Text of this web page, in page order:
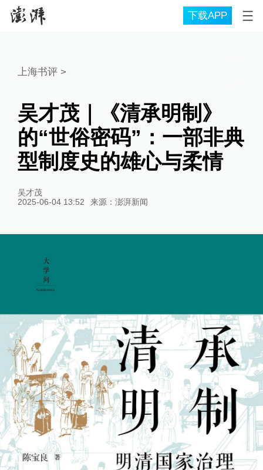
下载APP
上海书评>
吴才茂｜《清承明制》
的“世俗密码”：一部非典
型制度史的雄心与柔情
吴才茂
2025-06-04 13:52
来源： 澎湃新闻